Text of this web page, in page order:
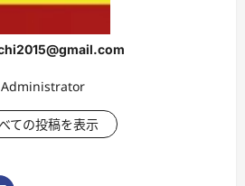
Administrator
ての投稿を表示